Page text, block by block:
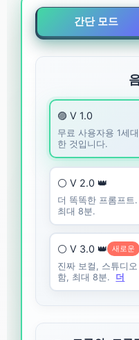
간단 모드
🟣 V 1.0
무료 사용자용 1세
한 것입니다.
⚪ V 2.0 👑
더 똑똑한 프롬프트
최대 8분.
⚪ V 3.0 👑 새로운
진짜 보컬, 스튜디
함, 최대 8분.
더